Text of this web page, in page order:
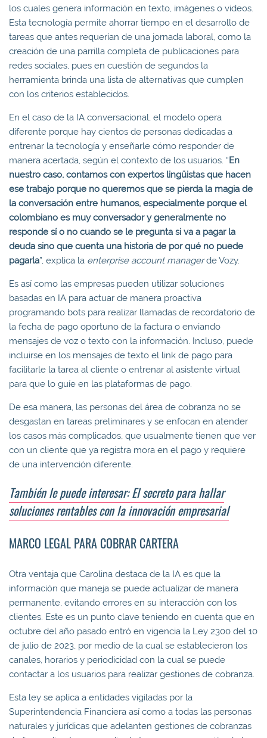
los cuales genera información en texto, imágenes o videos.
Esta tecnología permite ahorrar tiempo en el desarrollo de
tareas que antes requerían de una jornada laboral, como la
creación de una parrilla completa de publicaciones para
redes sociales, pues en cuestión de segundos la
herramienta brinda una lista de alternativas que cumplen
con los criterios establecidos.
En el caso de la IA conversacional, el modelo opera
diferente porque hay cientos de personas dedicadas a
entrenar la tecnología y enseñarle cómo responder de
manera acertada, según el contexto de los usuarios. “En
nuestro caso, contamos con expertos lingüistas que hacen
ese trabajo porque no queremos que se pierda la magia de
la conversación entre humanos, especialmente porque el
colombiano es muy conversador y generalmente no
responde sí o no cuando se le pregunta si va a pagar la
deuda sino que cuenta una historia de por qué no puede
pagarla”, explica la enterprise account managerde Vozy.
Es así como las empresas pueden utilizar soluciones
basadas en IA para actuar de manera proactiva
programando bots para realizar llamadas de recordatorio de
la fecha de pago oportuno de la factura o enviando
mensajes de voz o texto con la información. Incluso, puede
incluirse en los mensajes de texto el link de pago para
facilitarle la tarea al cliente o entrenar al asistente virtual
para que lo guíe en las plataformas de pago.
De esa manera, las personas del área de cobranza no se
desgastan en tareas preliminares y se enfocan en atender
los casos más complicados, que usualmente tienen que ver
con un cliente que ya registra mora en el pago y requiere
de una intervención diferente.
También le puede interesar: El secreto para hallar
soluciones rentables con la innovación empresarial
MARCO LEGAL PARA COBRAR CARTERA
Otra ventaja que Carolina destaca de la IA es que la
información que maneja se puede actualizar de manera
permanente, evitando errores en su interacción con los
clientes. Este es un punto clave teniendo en cuenta que en
octubre del año pasado entró en vigencia la Ley 2300 del 10
de julio de 2023, por medio de la cual se establecieron los
canales, horarios y periodicidad con la cual se puede
contactar a los usuarios para realizar gestiones de cobranza.
Esta ley se aplica a entidades vigiladas por la
Superintendencia Financiera así como a todas las personas
naturales y jurídicas que adelanten gestiones de cobranzas